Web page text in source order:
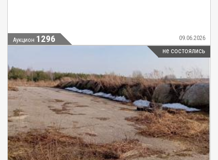
Аукцион 1296 09.06.2026
не состоялись